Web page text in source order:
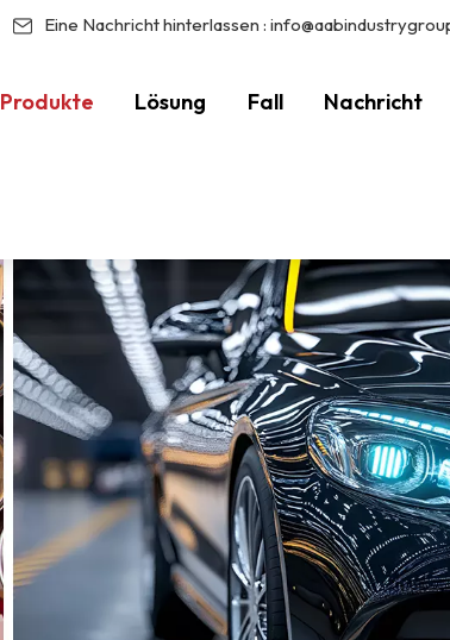
Eine Nachricht hinterlassen :
Produkte Lösung Fall Nachricht